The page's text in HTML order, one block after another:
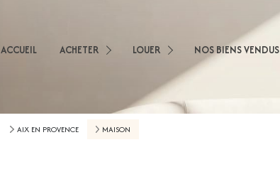
ACCUEIL ACHETER
Immeubles
Immobilier Professionnel
Autres
LOUER
Immobilier Professionnel
NOS BIENS VENDUS
AIX EN PROVENCE MAISON